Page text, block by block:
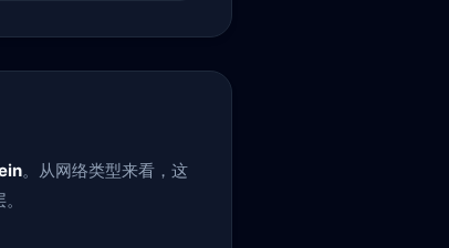
。从网络类型来看，这